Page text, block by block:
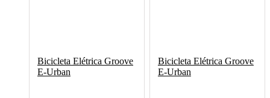
Bicicleta Elétrica Groove
E-Urban
Bicicleta Elétrica Groove
E-Urban